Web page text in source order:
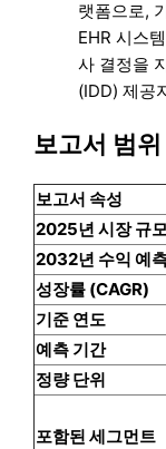
랫폼으로,
EHR 시스
사 결정을
(IDD) 제공
보고서 범위
보고서 속성
2025년 시장 규
2032년 수익 예
성장률 (CAGR)
기준 연도
예측 기간
정량 단위
포함된 세그먼트